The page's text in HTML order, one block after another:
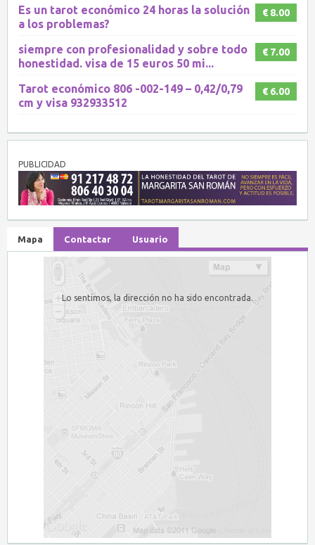
€ 8.00
Es un tarot económico 24 horas la solución
a los problemas?
€ 7.00
siempre con profesionalidad y sobre todo
honestidad. visa de 15 euros 50 mi...
€ 6.00
Tarot económico 806 -002-149 – 0,42/0,79
cm y visa 932933512
PUBLICIDAD
Mapa Contactar Usuario
Lo sentimos, la dirección no ha sido encontrada.